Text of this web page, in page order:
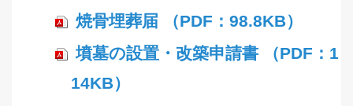
焼骨埋葬届 （PDF：98.8KB）
墳墓の設置・改築申請書 （PDF：1
14KB）